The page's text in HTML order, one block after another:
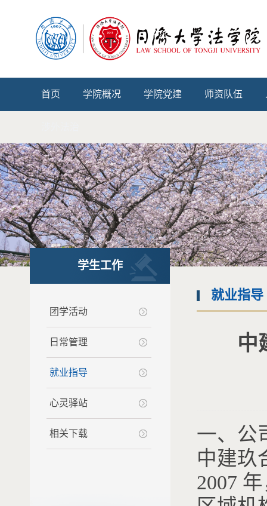
首页 学院概况 学院党建 师资队伍
学生工作
团学活动
日常管理
就业指导
心灵驿站
相关下载
就业指导
中
一、公
中建玖
2007